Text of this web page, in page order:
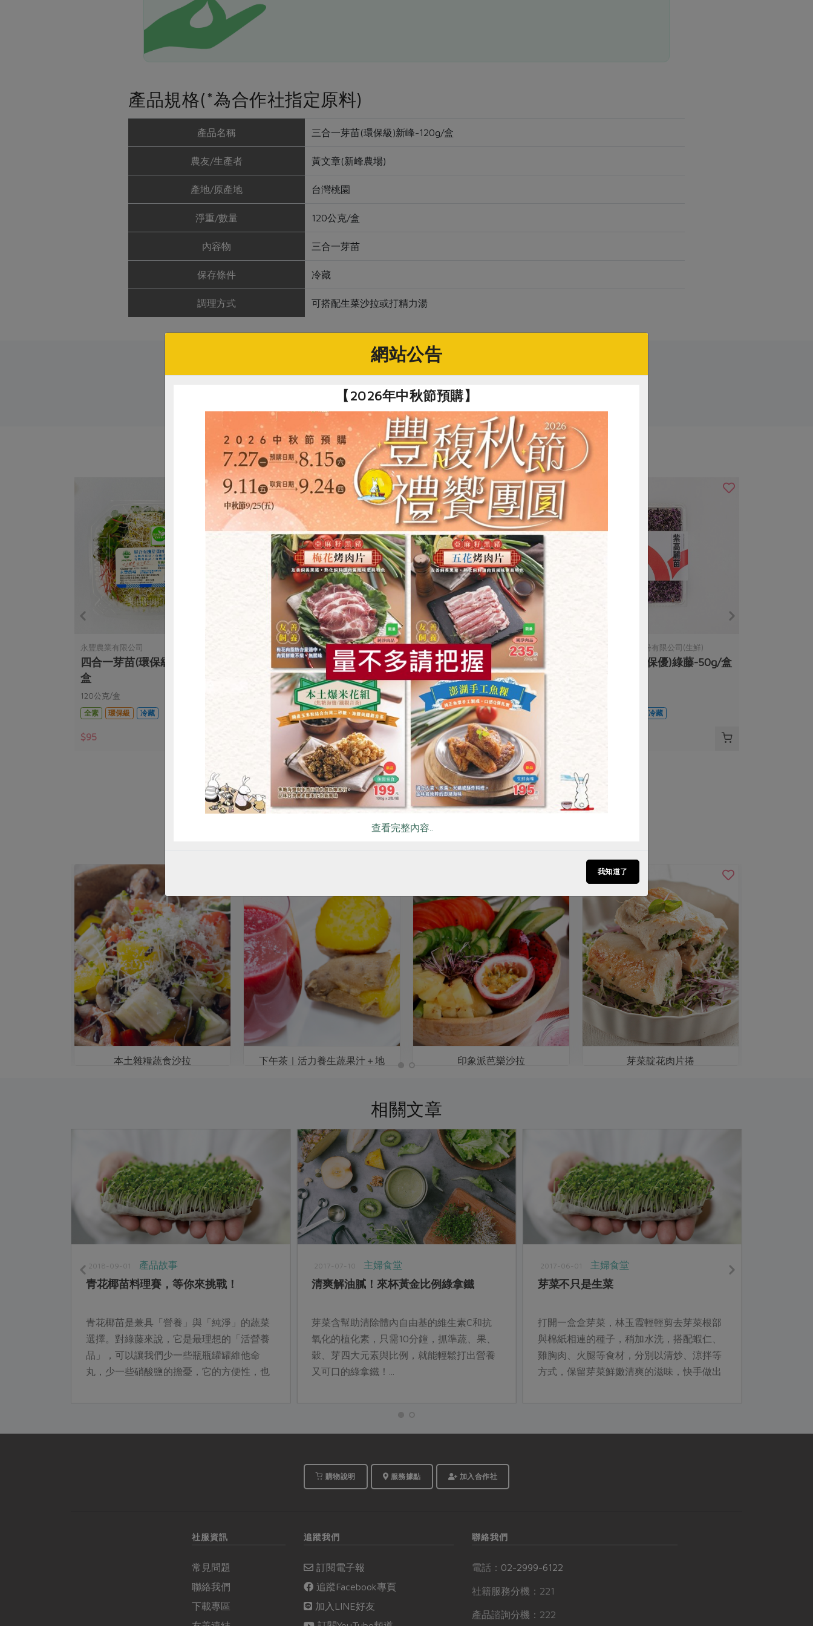
產品規格(*為合作社指定原料)
產品名稱 三合一芽苗(環保級)新峰-120g/盒
農友/生產者 黃文章(新峰農場)
產地/原產地 台灣桃園
淨重/數量 120公克/盒
內容物 三合一芽苗
保存條件 冷藏
調理方式 可搭配生菜沙拉或打精力湯
關鍵字
# 芽菜
你可能有興趣的產品
永豐農業有限公司
四合一芽苗(環保級)永豐-120g/
盒
120公克/盒
全素
環保級 冷藏
$95
綠藤生物科技股份有限公司(生鮮)
蘿蔔嬰(環保級)綠藤-160g/盒
(一寸鮮)
160公克/盒
環保級 冷藏
永豐農業有限公司
紫高芽(環保級)永豐-100g/盒
100公克
全素
環保級 冷藏
$97
綠藤生物科技股份有限公司(生鮮)
紫高麗苗(環保優)綠藤-50g/盒
冷藏
看更多產品
本土雜糧蔬食沙拉
下午茶｜活力養生蔬果汁＋地
印象派芭樂沙拉 芽菜靛花肉片捲
相關文章
2018-09-01 產品故事
青花椰苗料理賽，等你來挑戰！
青花椰苗是兼具「營養」與「純淨」的蔬菜
選擇。對綠藤來說，它是最理想的「活營養
品」，可以讓我們少一些瓶瓶罐罐維他命
丸，少一些硝酸鹽的擔憂，它的方便性，也
合作社...
2017-07-10 主婦食堂
清爽解油膩！來杯黃金比例綠拿鐵
芽菜含幫助清除體內自由基的維生素C和抗
氧化的植化素，只需10分鐘，抓準蔬、果、
穀、芽四大元素與比例，就能輕鬆打出營養
又可口的綠拿鐵！...
2017-06-01 主婦食堂
芽菜不只是生菜
打開一盒盒芽菜，林玉霞輕輕剪去芽菜根部
與棉紙相連的種子，稍加水洗，搭配蝦仁、
雞胸肉、火腿等食材，分別以清炒、涼拌等
方式，保留芽菜鮮嫩清爽的滋味，快手做出
合簡...
購物說明 服務據點 加入合作社
社服資訊
常見問題
聯絡我們
下載專區
追蹤我們
訂閱電子報
追蹤Facebook專頁
加入LINE好友
聯絡我們
電話： 02-2999-6122
社籍服務分機：221
產品諮詢分機：222
惜食 RPET 食譜 減硝酸鹽 雞蛋 食安 共同購買
網站公告
【2026年中秋節預購】
查看完整內容..
我知道了